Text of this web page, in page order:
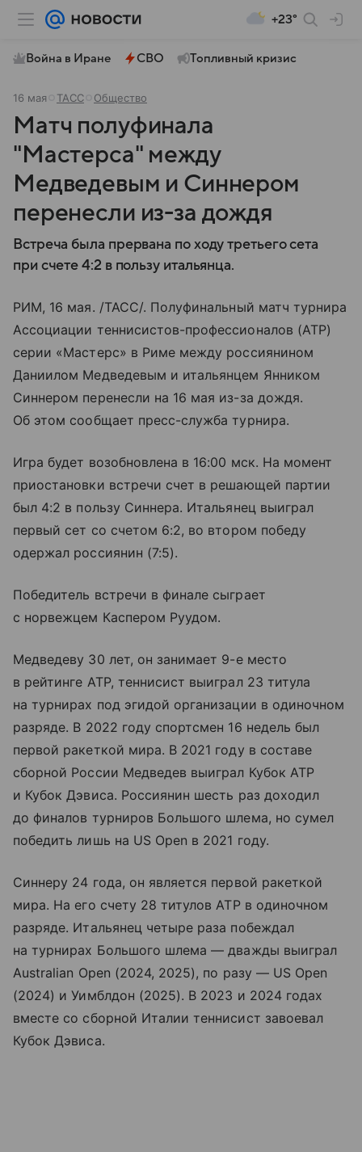
+23°
Война в Иране СВО Топливный кризис
16 мая ТАСС Общество
Матч полуфинала
"Мастерса" между
Медведевым и Синнером
перенесли из-за дождя
Встреча была прервана по ходу третьего сета
при счете 4:2 в пользу итальянца.
РИМ, 16 мая. /ТАСС/. Полуфинальный матч турнира
Ассоциации теннисистов-профессионалов (ATP)
серии «Мастерс» в Риме между россиянином
Даниилом Медведевым и итальянцем Янником
Синнером перенесли на 16 мая из-за дождя.
Об этом сообщает пресс-служба турнира.
Игра будет возобновлена в 16:00 мск. На момент
приостановки встречи счет в решающей партии
был 4:2 в пользу Синнера. Итальянец выиграл
первый сет со счетом 6:2, во втором победу
одержал россиянин (7:5).
Победитель встречи в финале сыграет
с норвежцем Каспером Руудом.
Медведеву 30 лет, он занимает 9-е место
в рейтинге ATP, теннисист выиграл 23 титула
на турнирах под эгидой организации в одиночном
разряде. В 2022 году спортсмен 16 недель был
первой ракеткой мира. В 2021 году в составе
сборной России Медведев выиграл Кубок ATP
и Кубок Дэвиса. Россиянин шесть раз доходил
до финалов турниров Большого шлема, но сумел
победить лишь на US Open в 2021 году.
Синнеру 24 года, он является первой ракеткой
мира. На его счету 28 титулов ATP в одиночном
разряде. Итальянец четыре раза побеждал
на турнирах Большого шлема — дважды выиграл
Australian Open (2024, 2025), по разу — US Open
(2024) и Уимблдон (2025). В 2023 и 2024 годах
вместе со сборной Италии теннисист завоевал
Кубок Дэвиса.